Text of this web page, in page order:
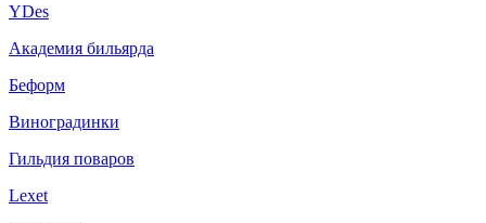
YDes
Академия бильярда
Беформ
Виноградинки
Гильдия поваров
Lexet